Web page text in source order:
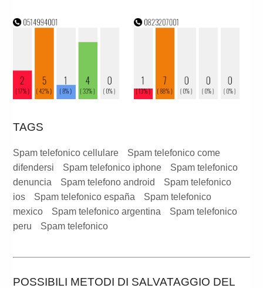
TAGS
Spam telefonico cellulare
Spam telefonico come
difendersi
Spam telefonico iphone
Spam telefonico
denuncia
Spam telefono android
Spam telefonico
ios
Spam telefonico españa
Spam telefonico
mexico
Spam telefonico argentina
Spam telefonico
peru
Spam telefonico
POSSIBILI METODI DI SALVATAGGIO DEL